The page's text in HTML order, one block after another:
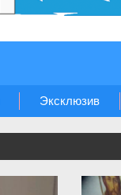
Эксклюзив